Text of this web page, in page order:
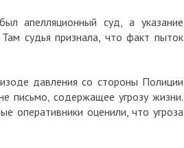
апелляционный суд, а указание
судья признала, что факт пыток
давления со стороны Полиции
письмо, содержащее угрозу жизни.
оценили, что угроза